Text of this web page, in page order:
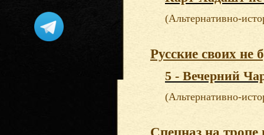
(Альтернативно-
Русские своих не
5 - Вечерний
(Альтернативно-